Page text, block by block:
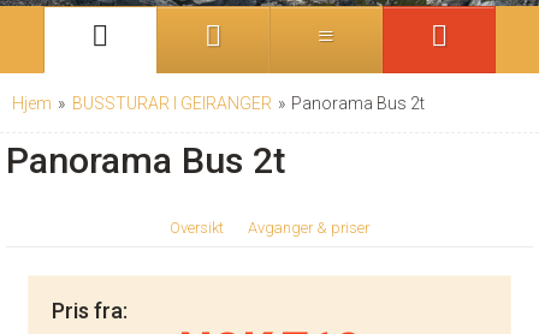
Hjem » BUSSTURAR I GEIRANGER » Panorama Bus 2t
Panorama Bus 2t
Oversikt Avganger & priser
Pris fra: